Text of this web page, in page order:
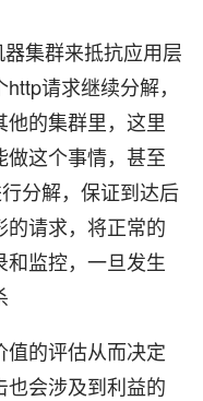
集群来抵抗应用层
请求继续分解，
的集群里，这里
这个事情，甚至
分解，保证到达后
请求，将正常的
监控，一旦发生
的评估从而决定
会涉及到利益的